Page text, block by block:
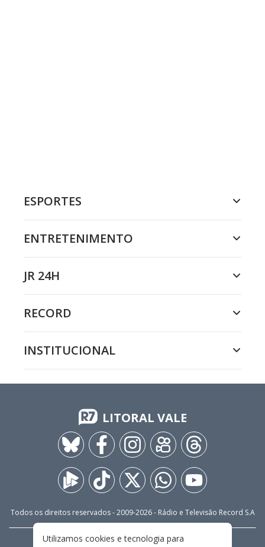
ESPORTES
ENTRETENIMENTO
JR 24H
RECORD
INSTITUCIONAL
LITORAL VALE
Todos os direitos reservados - 2009-2026- Rádio e Televisão Record S.A
Utilizamos cookies e tecnologia para